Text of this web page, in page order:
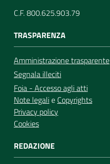
C.F. 800.625.903.79
TRASPARENZA
Amministrazione trasparente
Segnala illeciti
Foia - Accesso agli atti
Note legalie Copyrights
Privacy policy
Cookies
REDAZIONE